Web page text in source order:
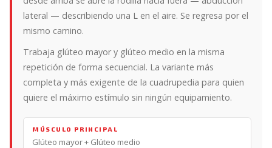
lateral — describiendo una L en el aire. Se regresa por el
mismo camino.
Trabaja glúteo mayor y glúteo medio en la misma
repetición de forma secuencial. La variante más
completa y más exigente de la cuadrupedia para quien
quiere el máximo estímulo sin ningún equipamiento.
MÚSCULO PRINCIPAL
Glúteo mayor + Glúteo medio